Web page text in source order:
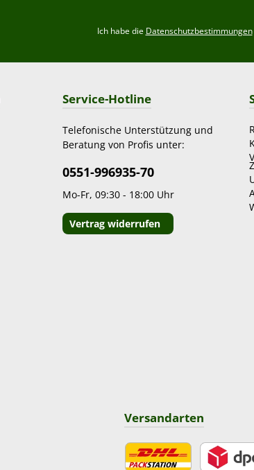
Ich habe die Datenschutzbestimmungen
Service-Hotline
Telefonische Unterstützung und
Beratung von Profis unter:
0551-996935-70
Mo-Fr, 09:30 - 18:00 Uhr
Vertrag widerrufen
Versandarten